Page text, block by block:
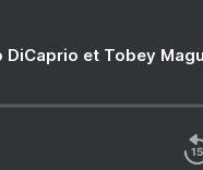
DiCaprio et Tobey